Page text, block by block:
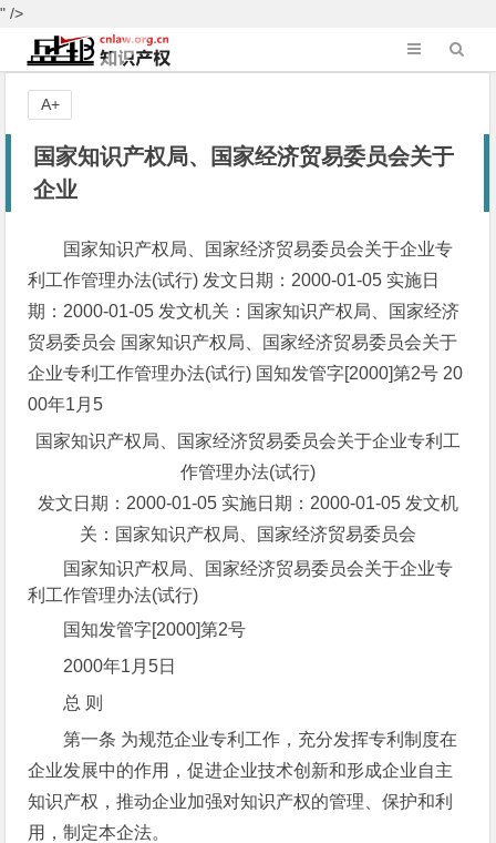
" />
国家知识产权局、国家经济贸易委员会关于
企业
国家知识产权局、国家经济贸易委员会关于企业专
利工作管理办法(试行) 发文日期：2000-01-05 实施日
期：2000-01-05 发文机关：国家知识产权局、国家经济
贸易委员会 国家知识产权局、国家经济贸易委员会关于
企业专利工作管理办法(试行) 国知发管字[2000]第2号 20
00年1月5
国家知识产权局、国家经济贸易委员会关于企业专利工
作管理办法(试行)
发文日期：2000-01-05 实施日期：2000-01-05 发文机
关：国家知识产权局、国家经济贸易委员会
国家知识产权局、国家经济贸易委员会关于企业专
利工作管理办法(试行)
国知发管字[2000]第2号
2000年1月5日
总 则
第一条 为规范企业专利工作，充分发挥专利制度在
企业发展中的作用，促进企业技术创新和形成企业自主
知识产权，推动企业加强对知识产权的管理、保护和利
用，制定本企法。
A+